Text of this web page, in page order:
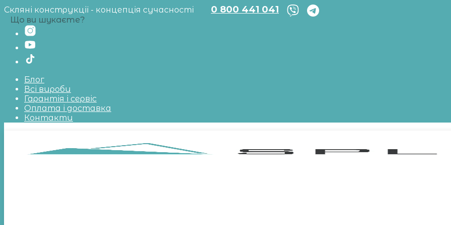
Скляні конструкції - концепція сучасності 0 800 441 041
Блог
Всі вироби
Гарантія і сервіс
Оплата і доставка
Контакти
Що ви шукаєте?